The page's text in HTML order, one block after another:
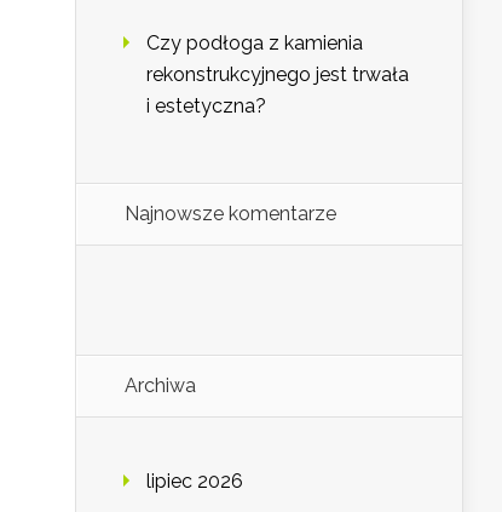
Czy podłoga z kamienia
rekonstrukcyjnego jest trwała
i estetyczna?
Najnowsze komentarze
Archiwa
lipiec 2026